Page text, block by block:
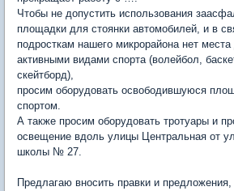
Чтобы не допустить использования
площадки для стоянки автомобилей, и в
подросткам нашего микрорайона нет места
активными видами спорта (волейбол,
скейтборд),
просим оборудовать освободившуюся
спортом.
А также просим оборудовать тротуары и
освещение вдоль улицы Центральная от
школы № 27.
Предлагаю вносить правки и